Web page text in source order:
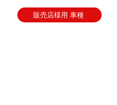
販売店様用 車種